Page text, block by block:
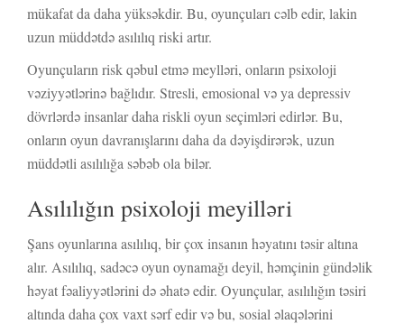
mükafat da daha yüksəkdir. Bu, oyunçuları cəlb edir, lakin
uzun müddətdə asılılıq riski artır.
Oyunçuların risk qəbul etmə meylləri, onların psixoloji
vəziyyətlərinə bağlıdır. Stresli, emosional və ya depressiv
dövrlərdə insanlar daha riskli oyun seçimləri edirlər. Bu,
onların oyun davranışlarını daha da dəyişdirərək, uzun
müddətli asılılığa səbəb ola bilər.
Asılılığın psixoloji meyilləri
Şans oyunlarına asılılıq, bir çox insanın həyatını təsir altına
alır. Asılılıq, sadəcə oyun oynamağı deyil, həmçinin gündəlik
həyat fəaliyyətlərini də əhatə edir. Oyunçular, asılılığın təsiri
altında daha çox vaxt sərf edir və bu, sosial əlaqələrini